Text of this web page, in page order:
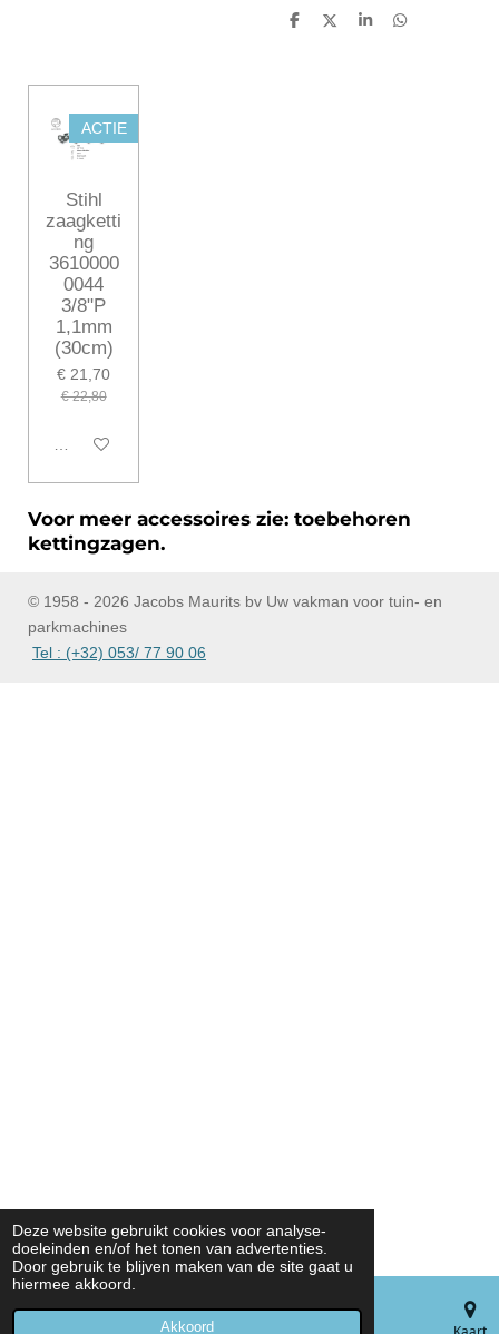
Deze website gebruikt cookies voor analyse-
doeleinden en/of het tonen van advertenties.
Door gebruik te blijven maken van de site gaat u
hiermee akkoord.
Akkoord
D
D
S
D
ACTIE
Stihl
zaagketti
ng
3610000
0044
3/8"P
1,1mm
(30cm)
€ 21,70
€ 22,80
In winkelwagen
Voor meer accessoires zie: toebehoren
kettingzagen.
© 1958 - 2026 Jacobs Maurits bv Uw vakman voor tuin- en
parkmachines
Tel : (+32) 053/ 77 90 06